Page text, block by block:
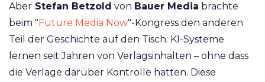
Aber Stefan Betzold von Bauer Media brachte
beim " Future Media Now"-Kongress den anderen
Teil der Geschichte auf den Tisch: KI-Systeme
lernen seit Jahren von Verlagsinhalten – ohne dass
die Verlage darüber Kontrolle hatten. Diese